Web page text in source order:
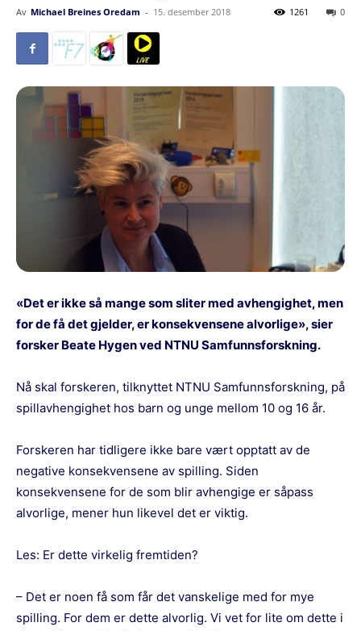
Av Michael Breines Oredam - 15. desember 2018 0
1261
«Det er ikke så mange som sliter med avhengighet, men
for de få det gjelder, er konsekvensene alvorlige», sier
forsker Beate Hygen ved NTNU Samfunnsforskning.
Nå skal forskeren, tilknyttet NTNU Samfunnsforskning, på
spillavhengighet hos barn og unge mellom 10 og 16 år.
Forskeren har tidligere ikke bare vært opptatt av de
negative konsekvensene av spilling. Siden
konsekvensene for de som blir avhengige er såpass
alvorlige, mener hun likevel det er viktig.
Les: Er dette virkelig fremtiden?
– Det er noen få som får det vanskelige med for mye
spilling. For dem er dette alvorlig. Vi vet for lite om dette i